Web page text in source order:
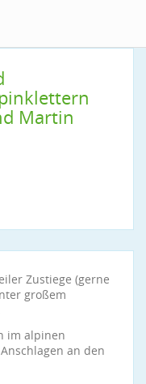
Martin
Zustiege (gerne
großem
im alpinen
an den